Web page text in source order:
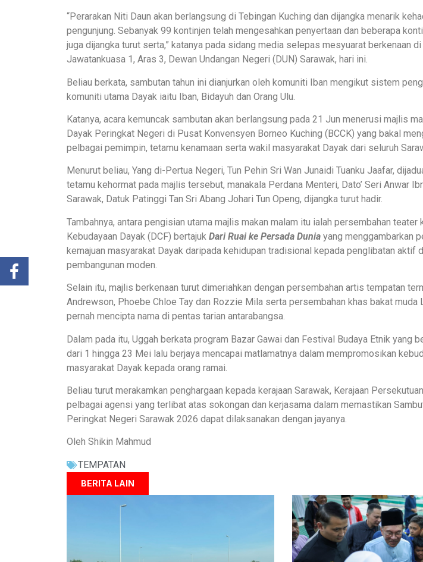
“Perarakan Niti Daun akan berlangsung di Tebingan Kuching dan dijangka menarik
pengunjung. Sebanyak 99 kontinjen telah mengesahkan penyertaan dan beberapa
juga dijangka turut serta,” katanya pada sidang media selepas mesyuarat berkenaan
Jawatankuasa 1, Aras 3, Dewan Undangan Negeri (DUN) Sarawak, hari ini.
Beliau berkata, sambutan tahun ini dianjurkan oleh komuniti Iban mengikut sistem
komuniti utama Dayak iaitu Iban, Bidayuh dan Orang Ulu.
Katanya, acara kemuncak sambutan akan berlangsung pada 21 Jun menerusi majlis
Dayak Peringkat Negeri di Pusat Konvensyen Borneo Kuching (BCCK) yang bakal
pelbagai pemimpin, tetamu kenamaan serta wakil masyarakat Dayak dari seluruh
Menurut beliau, Yang di-Pertua Negeri, Tun Pehin Sri Wan Junaidi Tuanku Jaafar,
tetamu kehormat pada majlis tersebut, manakala Perdana Menteri, Dato’ Seri Anwar
Sarawak, Datuk Patinggi Tan Sri Abang Johari Tun Openg, dijangka turut hadir.
Tambahnya, antara pengisian utama majlis makan malam itu ialah persembahan teater
Kebudayaan Dayak (DCF) bertajuk Dari Ruai ke Persada Dunia yang menggambarkan
kemajuan masyarakat Dayak daripada kehidupan tradisional kepada penglibatan aktif
pembangunan moden.
Selain itu, majlis berkenaan turut dimeriahkan dengan persembahan artis tempatan
Andrewson, Phoebe Chloe Tay dan Rozzie Mila serta persembahan khas bakat muda
pernah mencipta nama di pentas tarian antarabangsa.
Dalam pada itu, Uggah berkata program Bazar Gawai dan Festival Budaya Etnik yang
dari 1 hingga 23 Mei lalu berjaya mencapai matlamatnya dalam mempromosikan
masyarakat Dayak kepada orang ramai.
Beliau turut merakamkan penghargaan kepada kerajaan Sarawak, Kerajaan
pelbagai agensi yang terlibat atas sokongan dan kerjasama dalam memastikan
Peringkat Negeri Sarawak 2026 dapat dilaksanakan dengan jayanya.
Oleh Shikin Mahmud
TEMPATAN
BERITA LAIN